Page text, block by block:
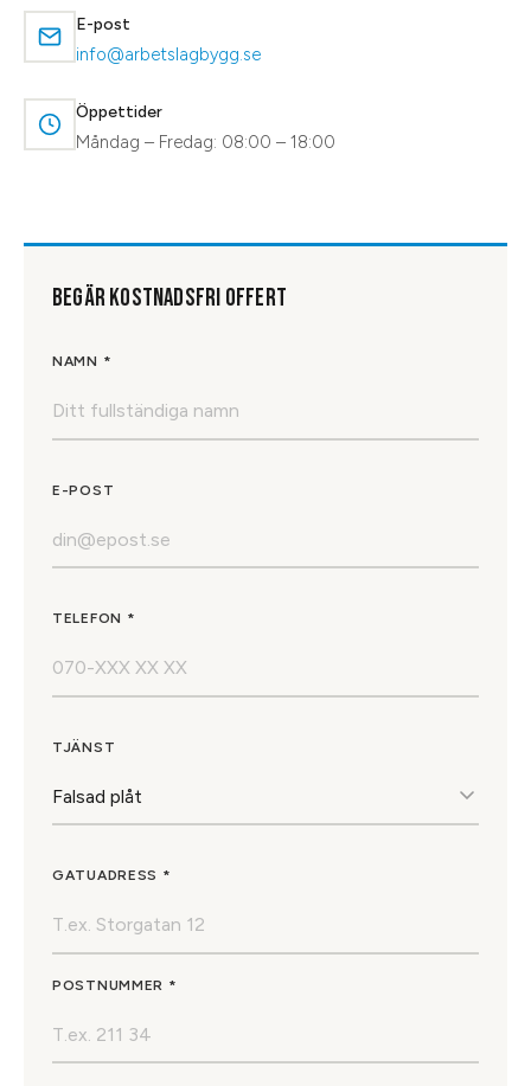
E-post
info@arbetslagbygg.se
Öppettider
Måndag – Fredag: 08:00 – 18:00
BEGÄR KOSTNADSFRI OFFERT
NAMN *
E-POST
TELEFON *
TJÄNST
GATUADRESS *
POSTNUMMER *